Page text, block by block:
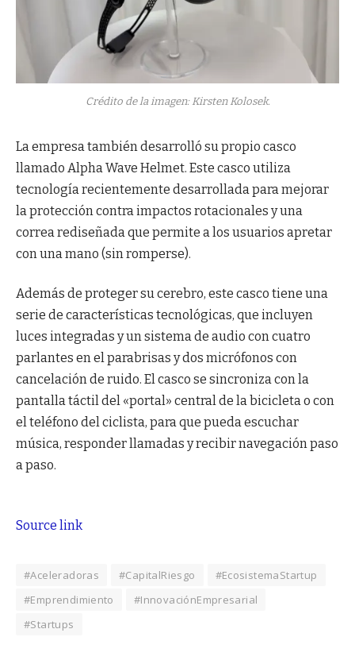
Crédito de la imagen: Kirsten Kolosek.
La empresa también desarrolló su propio casco
llamado Alpha Wave Helmet. Este casco utiliza
tecnología recientemente desarrollada para mejorar
la protección contra impactos rotacionales y una
correa rediseñada que permite a los usuarios apretar
con una mano (sin romperse).
Además de proteger su cerebro, este casco tiene una
serie de características tecnológicas, que incluyen
luces integradas y un sistema de audio con cuatro
parlantes en el parabrisas y dos micrófonos con
cancelación de ruido. El casco se sincroniza con la
pantalla táctil del «portal» central de la bicicleta o con
el teléfono del ciclista, para que pueda escuchar
música, responder llamadas y recibir navegación paso
a paso.
Source link
#Aceleradoras #CapitalRiesgo
#EcosistemaStartup
#Emprendimiento
#InnovaciónEmpresarial
#Startups